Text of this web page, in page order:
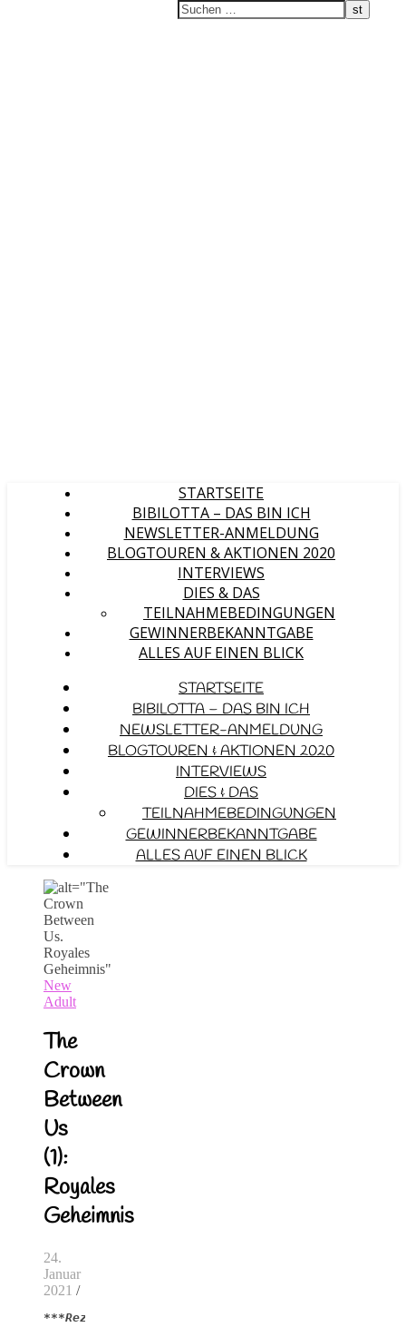
STARTSEITE
BIBILOTTA – DAS BIN ICH
NEWSLETTER-ANMELDUNG
BLOGTOUREN & AKTIONEN 2020
INTERVIEWS
DIES & DAS
TEILNAHMEBEDINGUNGEN
GEWINNERBEKANNTGABE
ALLES AUF EINEN BLICK
STARTSEITE
BIBILOTTA – DAS BIN ICH
NEWSLETTER-ANMELDUNG
BLOGTOUREN & AKTIONEN 2020
INTERVIEWS
DIES & DAS
TEILNAHMEBEDINGUNGEN
GEWINNERBEKANNTGABE
ALLES AUF EINEN BLICK
New
Adult
The
Crown
Between
Us
(1):
Royales
Geheimnis
24.
Januar
2021 /
***Rezensionsexemplar***